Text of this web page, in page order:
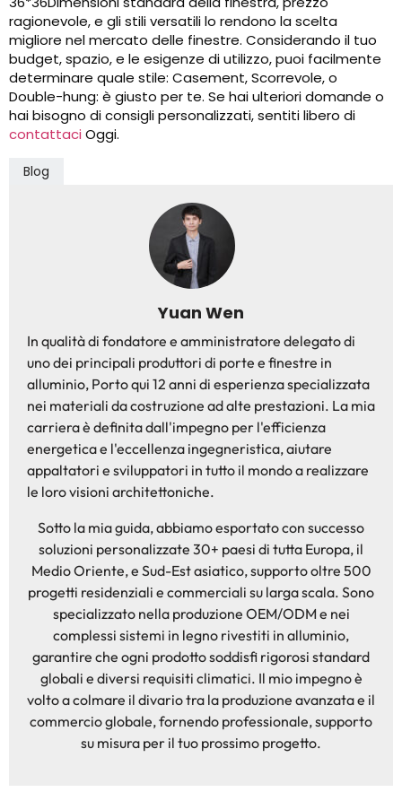
ragionevole, e gli stili versatili lo rendono la scelta
migliore nel mercato delle finestre. Considerando il tuo
budget, spazio, e le esigenze di utilizzo, puoi facilmente
determinare quale stile: Casement, Scorrevole, o
Double-hung: è giusto per te. Se hai ulteriori domande o
hai bisogno di consigli personalizzati, sentiti libero di
contattaci Oggi.
Blog
Yuan Wen
In qualità di fondatore e amministratore delegato di
uno dei principali produttori di porte e finestre in
alluminio, Porto qui 12 anni di esperienza specializzata
nei materiali da costruzione ad alte prestazioni. La mia
carriera è definita dall'impegno per l'efficienza
energetica e l'eccellenza ingegneristica, aiutare
appaltatori e sviluppatori in tutto il mondo a realizzare
le loro visioni architettoniche.
Sotto la mia guida, abbiamo esportato con successo
soluzioni personalizzate 30+ paesi di tutta Europa, il
Medio Oriente, e Sud-Est asiatico, supporto oltre 500
progetti residenziali e commerciali su larga scala. Sono
specializzato nella produzione OEM/ODM e nei
complessi sistemi in legno rivestiti in alluminio,
garantire che ogni prodotto soddisfi rigorosi standard
globali e diversi requisiti climatici. Il mio impegno è
volto a colmare il divario tra la produzione avanzata e il
commercio globale, fornendo professionale, supporto
su misura per il tuo prossimo progetto.